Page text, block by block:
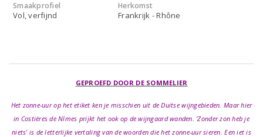
Smaakprofiel
Vol, verfijnd
Herkomst
Frankrijk - Rhône
GEPROEFD DOOR DE SOMMELIER
Het zonne-uur op het etiket ken je misschien uit de Duitse wijngebieden. Maar hier
in Costières de Nîmes prijkt het ook op de wijngaard wanden. ‘Zonder zon heb je
niets’ is de letterlijke vertaling van de woorden die het zonne-uur sieren. Een iet is